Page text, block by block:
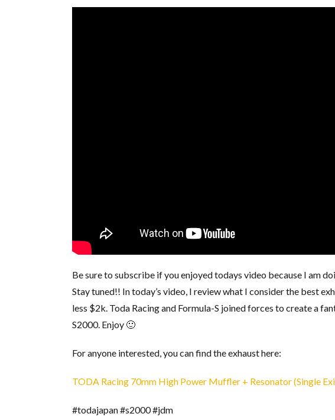
Be sure to subscribe if you enjoyed todays video because I am
Stay tuned!! In today’s video, I review what I consider the best
less $2k. Toda Racing and Formula-S joined forces to create a
S2000. Enjoy 🙂
For anyone interested, you can find the exhaust here:
TODA Racing 70mm High Power Muffler + Resonator (Single
#todajapan #s2000 #jdm